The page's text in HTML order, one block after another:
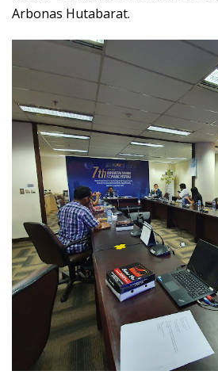
Arbonas Hutabarat.